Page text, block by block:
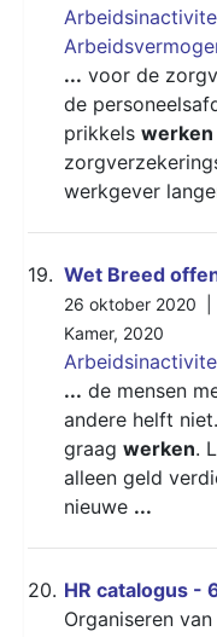
... voor de
de
prikkels werken
werkgever
19. Wet Breed
26 oktober 2020 |
Kamer, 2020
... de mensen
andere helft
graag werken.
alleen geld
nieuwe ...
20. HR catalogus -
Organiseren